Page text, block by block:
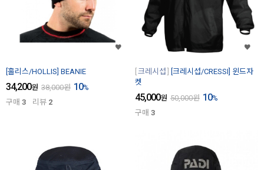
[홀리스/HOLLIS] BEANIE
34,200원 38,000원 10%
구매 3 리뷰 2
크레시섭
[크레시섭/CRESSI] 윈드자
켓
45,000원 50,000원 10%
구매 3